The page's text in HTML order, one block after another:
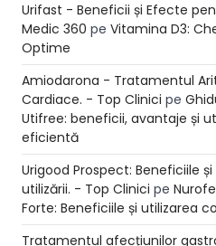
Urifast - Beneficii și Efecte
Medic 360 pe Vitamina D3:
Optime
Amiodarona - Tratamentul
Cardiace. - Top Clinici pe
Utifree: beneficii, avantaje și
eficientă
Urigood Prospect: Beneficiile
utilizării. - Top Clinici pe
Forte: Beneficiile și utilizarea
Tratamentul afecțiunilor